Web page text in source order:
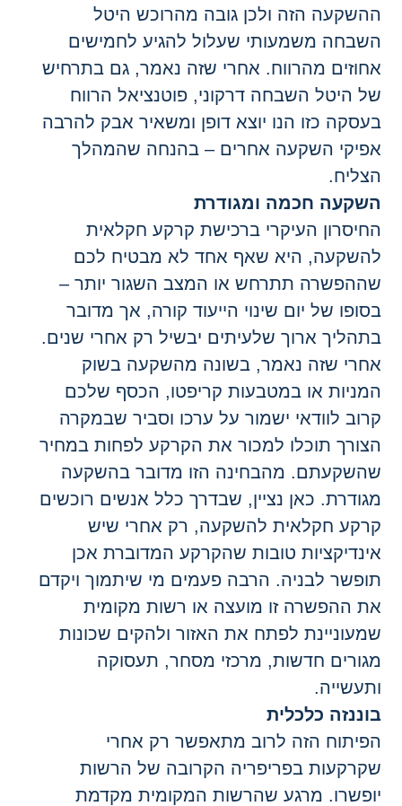
הזה ולכן גובה מהרוכש היטל
משמעותי שעלול להגיע לחמישים
מהרווח. אחרי שזה נאמר, גם בתרחיש
היטל השבחה דרקוני, פוטנציאל הרווח
כזו הנו יוצא דופן ומשאיר אבק להרבה
השקעה אחרים – בהנחה שהמהלך
חכמה ומגודרת
העיקרי ברכישת קרקע חקלאית
היא שאף אחד לא מבטיח לכם
תתרחש או המצב השגור יותר –
של יום שינוי הייעוד קורה, אך מדובר
ארוך שלעיתים יבשיל רק אחרי שנים.
שזה נאמר, בשונה מהשקעה בשוק
או במטבעות קריפטו, הכסף שלכם
לוודאי ישמור על ערכו וסביר שבמקרה
תוכלו למכור את הקרקע לפחות במחיר
מהבחינה הזו מדובר בהשקעה
כאן נציין, שבדרך כלל אנשים רוכשים
חקלאית להשקעה, רק אחרי שיש
טובות שהקרקע המדוברת אכן
לבניה. הרבה פעמים מי שיתמוך ויקדם
ההפשרה זו מועצה או רשות מקומית
לפתח את האזור ולהקים שכונות
חדשות, מרכזי מסחר, תעסוקה
כלכלית
הזה לרוב מתאפשר רק אחרי
בפריפריה הקרובה של הרשות
מרגע שהרשות המקומית מקדמת